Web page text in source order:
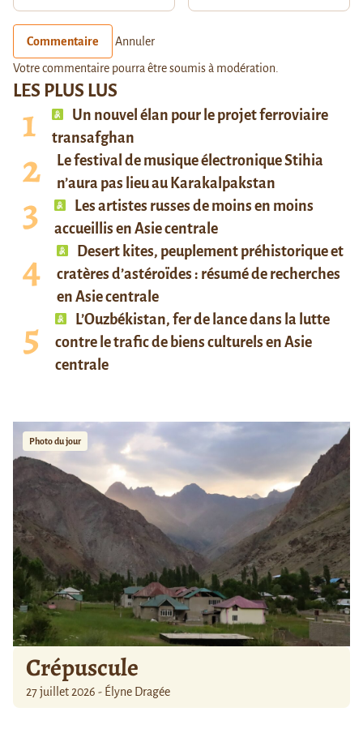
LES PLUS LUS
Un nouvel élan pour le projet ferroviaire
transafghan
Le festival de musique électronique Stihia
n’aura pas lieu au Karakalpakstan
Les artistes russes de moins en moins
accueillis en Asie centrale
Desert kites, peuplement préhistorique et
cratères d’astéroïdes : résumé de recherches
en Asie centrale
L’Ouzbékistan, fer de lance dans la lutte
contre le trafic de biens culturels en Asie
centrale
Photo du jour
Crépuscule
27 juillet 2026 - Élyne Dragée
Commentaire Annuler
Votre commentaire pourra être soumis à modération.